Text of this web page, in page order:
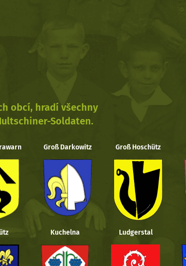
obcí, hradí všechny
Soldaten.
Groß Darkowitz Groß Hoschütz
Kuchelna Ludgerstal